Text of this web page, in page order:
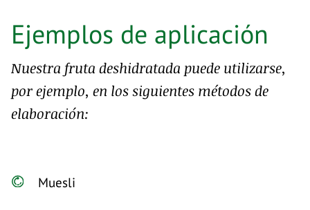
Ejemplos de aplicación
Nuestra fruta deshidratada puede utilizarse,
por ejemplo, en los siguientes métodos de
elaboración:
Muesli